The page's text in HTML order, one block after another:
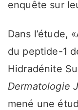
enquête sur
Dans l’étude,
du peptide-1
Hidradénite
Dermatologie
mené une